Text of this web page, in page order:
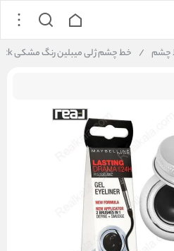
چشم / خط چشم ژلی میبلین رنگ مشکی Maybelline Gel Eyeliner & Smudge Brush Noir Black